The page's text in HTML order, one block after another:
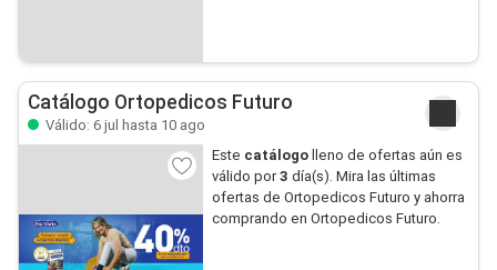
Catálogo Ortopedicos Futuro
Válido: 6 jul hasta 10 ago
Este catálogolleno de ofertas aún es
válido por3 día(s). Mira las últimas
ofertas de Ortopedicos Futuro y ahorra
comprando en Ortopedicos Futuro.